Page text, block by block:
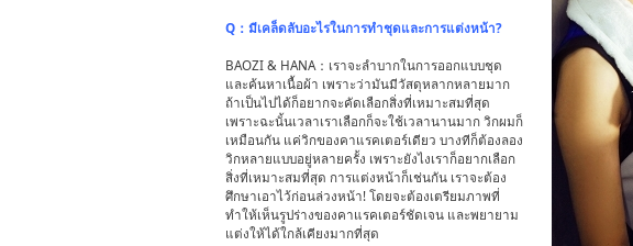
Q：มีเคล็ดลับอะไรในการทำชุดและการแต่งหน้า?
BAOZI & HANA：เราจะลำบากในการออกแบบชุด
และค้นหาเนื้อผ้า เพราะว่ามันมีวัสดุหลากหลายมาก
ถ้าเป็นไปได้ก็อยากจะคัดเลือกสิ่งที่เหมาะสมที่สุด
เพราะฉะนั้นเวลาเราเลือกก็จะใช้เวลานานมาก วิกผมก็
เหมือนกัน แค่วิกของคาแรคเตอร์เดียว บางทีก็ต้องลอง
วิกหลายแบบอยู่หลายครั้ง เพราะยังไงเราก็อยากเลือก
สิ่งที่เหมาะสมที่สุด การแต่งหน้าก็เช่นกัน เราจะต้อง
ศึกษาเอาไว้ก่อนล่วงหน้า! โดยจะต้องเตรียมภาพที่
ทำให้เห็นรูปร่างของคาแรคเตอร์ชัดเจน และพยายาม
แต่งให้ได้ใกล้เคียงมากที่สุด